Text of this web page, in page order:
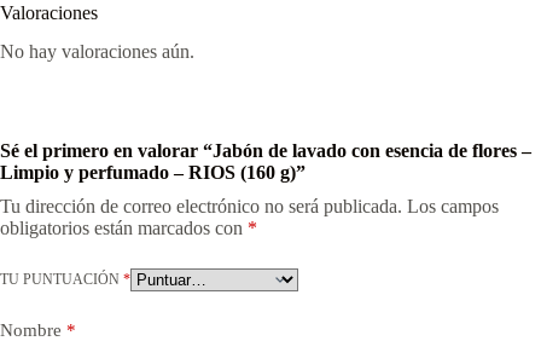
Valoraciones
No hay valoraciones aún.
Sé el primero en valorar “Jabón de lavado con esencia de flores –
Limpio y perfumado – RIOS (160 g)”
Tu dirección de correo electrónico no será publicada. Los campos
obligatorios están marcados con *
TU PUNTUACIÓN *
Nombre *